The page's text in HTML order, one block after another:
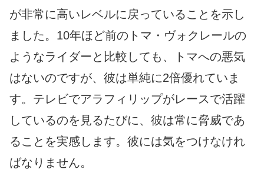
が非常に高いレベルに戻っていることを示し
ました。10年ほど前のトマ・ヴォクレールの
ようなライダーと比較しても、トマへの悪気
はないのですが、彼は単純に2倍優れていま
す。テレビでアラフィリップがレースで活躍
しているのを見るたびに、彼は常に脅威であ
ることを実感します。彼には気をつけなけれ
ばなりません。